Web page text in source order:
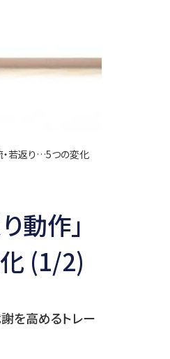
・若返り…5つの変化
動作」
(1/2)
を高めるトレー